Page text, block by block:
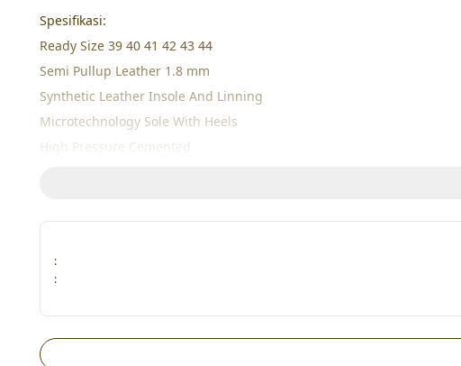
Spesifikasi:
Ready Size 39 40 41 42 43 44
Semi Pullup Leather 1.8 mm
Synthetic Leather Insole And Linning
Microtechnology Sole With Heels
:
: